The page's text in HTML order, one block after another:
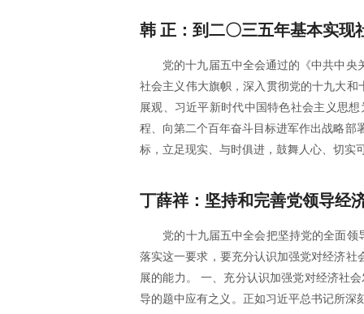
韩 正：到二〇三五年基本实现
党的十九届五中全会通过的《中共中
社会主义伟大旗帜，深入贯彻党的十九大
展观、习近平新时代中国特色社会主义思
程、向第二个百年奋斗目标进军作出战略部
标，立足现实、与时俱进，鼓舞人心、切
丁薛祥：坚持和完善党领导经
党的十九届五中全会把坚持党的全面
落实这一要求，要充分认识加强党对经济
展的能力。 一、充分认识加强党对经济社
导的题中应有之义。正如习近平总书记所深